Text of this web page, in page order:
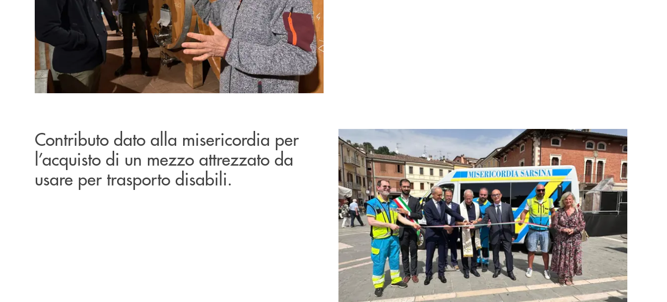
Contributo dato alla misericordia per
l’acquisto di un mezzo attrezzato da
usare per trasporto disabili.